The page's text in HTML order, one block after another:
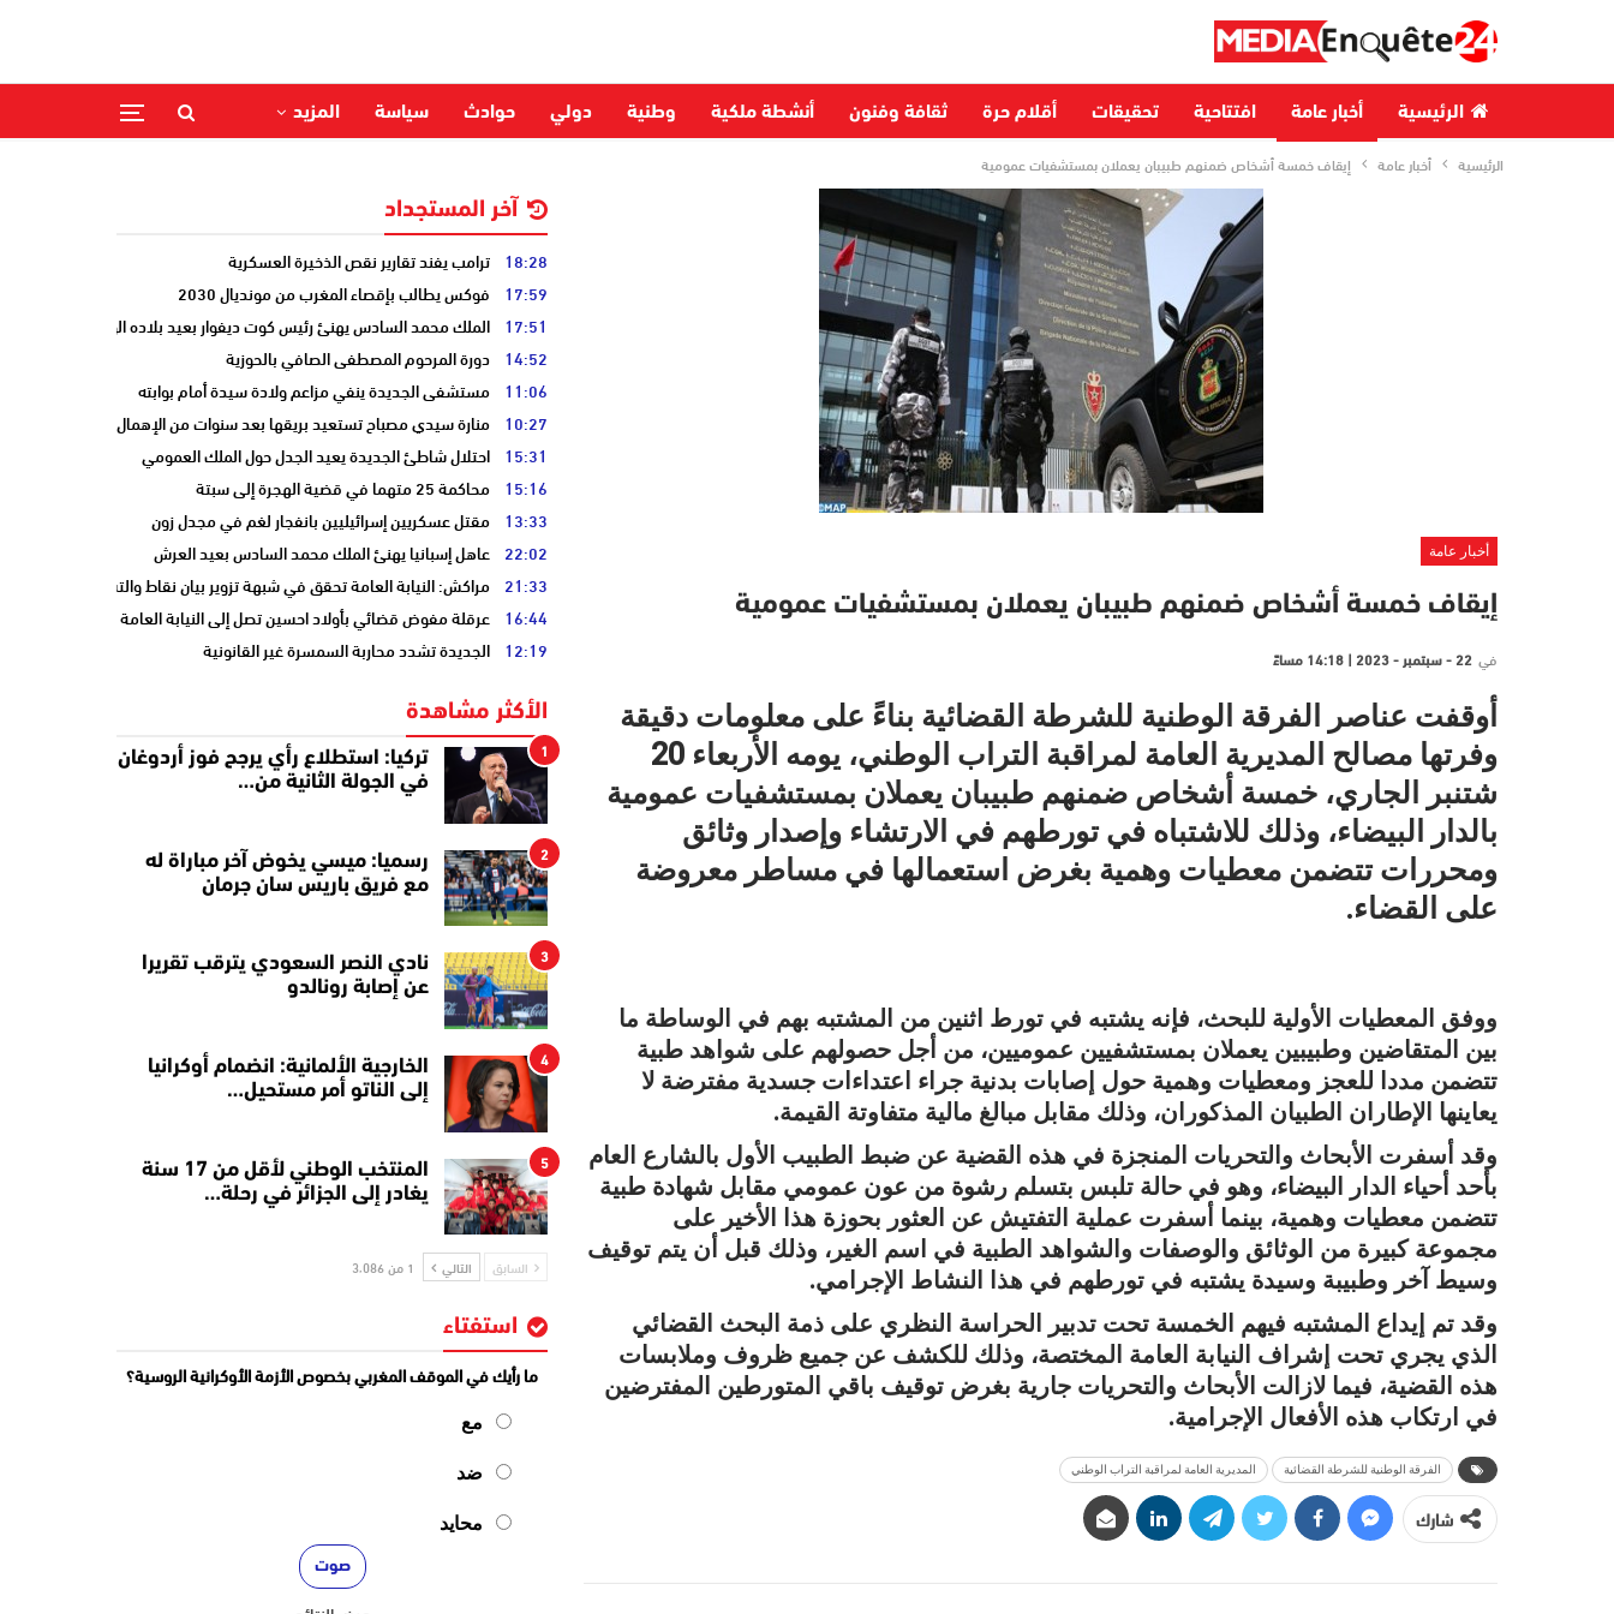
الرئيسية أخبار عامة افتتاحية تحقيقات أقلام حرة ثقافة وفنون أنشطة ملكية وطنية دولي حوادث سياسة المزيد
الرئيسية أخبار عامة إيقاف خمسة أشخاص ضمنهم طبيبان يعملان بمستشفيات عمومية
أخبار عامة
إيقاف خمسة أشخاص ضمنهم طبيبان يعملان بمستشفيات عمومية
في 22 - سبتمبر - 2023 | 14:18 مساءً
أوقفت عناصر الفرقة الوطنية للشرطة القضائية بناءً على معلومات دقيقة
وفرتها مصالح المديرية العامة لمراقبة التراب الوطني، يومه الأربعاء 20
شتنبر الجاري، خمسة أشخاص ضمنهم طبيبان يعملان بمستشفيات عمومية
بالدار البيضاء، وذلك للاشتباه في تورطهم في الارتشاء وإصدار وثائق
ومحررات تتضمن معطيات وهمية بغرض استعمالها في مساطر معروضة
على القضاء.
ووفق المعطيات الأولية للبحث، فإنه يشتبه في تورط اثنين من المشتبه بهم في الوساطة ما
بين المتقاضين وطبيبين يعملان بمستشفيين عموميين، من أجل حصولهم على شواهد طبية
تتضمن مددا للعجز ومعطيات وهمية حول إصابات بدنية جراء اعتداءات جسدية مفترضة لا
يعاينها الإطاران الطبيان المذكوران، وذلك مقابل مبالغ مالية متفاوتة القيمة.
وقد أسفرت الأبحاث والتحريات المنجزة في هذه القضية عن ضبط الطبيب الأول بالشارع العام
بأحد أحياء الدار البيضاء، وهو في حالة تلبس بتسلم رشوة من عون عمومي مقابل شهادة طبية
تتضمن معطيات وهمية، بينما أسفرت عملية التفتيش عن العثور بحوزة هذا الأخير على
مجموعة كبيرة من الوثائق والوصفات والشواهد الطبية في اسم الغير، وذلك قبل أن يتم توقيف
وسيط آخر وطبيبة وسيدة يشتبه في تورطهم في هذا النشاط الإجرامي.
وقد تم إيداع المشتبه فيهم الخمسة تحت تدبير الحراسة النظري على ذمة البحث القضائي
الذي يجري تحت إشراف النيابة العامة المختصة، وذلك للكشف عن جميع ظروف وملابسات
هذه القضية، فيما لازالت الأبحاث والتحريات جارية بغرض توقيف باقي المتورطين المفترضين
في ارتكاب هذه الأفعال الإجرامية.
الفرقة الوطنية للشرطة القضائية المديرية العامة لمراقبة التراب الوطني
شارك
آخر المستجداد
18:28 ترامب يفند تقارير نقص الذخيرة العسكرية
17:59 فوكس يطالب بإقصاء المغرب من مونديال 2030
17:51 الملك محمد السادس يهنئ رئيس كوت ديفوار بعيد بلاده الوطني
14:52 دورة المرحوم المصطفى الصافي بالحوزية
11:06 مستشفى الجديدة ينفي مزاعم ولادة سيدة أمام بوابته
10:27 منارة سيدي مصباح تستعيد بريقها بعد سنوات من الإهمال
15:31 احتلال شاطئ الجديدة يعيد الجدل حول الملك العمومي
15:16 محاكمة 25 متهما في قضية الهجرة إلى سبتة
13:33 مقتل عسكريين إسرائيليين بانفجار لغم في مجدل زون
22:02 عاهل إسبانيا يهنئ الملك محمد السادس بعيد العرش
21:33 مراكش: النيابة العامة تحقق في شبهة تزوير بيان نقاط والتشهير بطالب
16:44 عرقلة مفوض قضائي بأولاد احسين تصل إلى النيابة العامة
12:19 الجديدة تشدد محاربة السمسرة غير القانونية
الأكثر مشاهدة
1
تركيا: استطلاع رأي يرجح فوز أردوغان
في الجولة الثانية من…
2
رسميا: ميسي يخوض آخر مباراة له
مع فريق باريس سان جرمان
3
نادي النصر السعودي يترقب تقريرا
عن إصابة رونالدو
4
الخارجية الألمانية: انضمام أوكرانيا
إلى الناتو أمر مستحيل…
5
المنتخب الوطني لأقل من 17 سنة
يغادر إلى الجزائر في رحلة…
السابق التالي 1 من 3٬086
استفتاء
ما رأيك في الموقف المغربي بخصوص الأزمة الأوكرانية الروسية؟
مع
ضد
محايد